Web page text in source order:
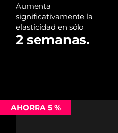
Aumenta
significativamente la
elasticidad en sólo
2 semanas.
AHORRA 5 %
Nueva Zelanda
Noruega
Polonia